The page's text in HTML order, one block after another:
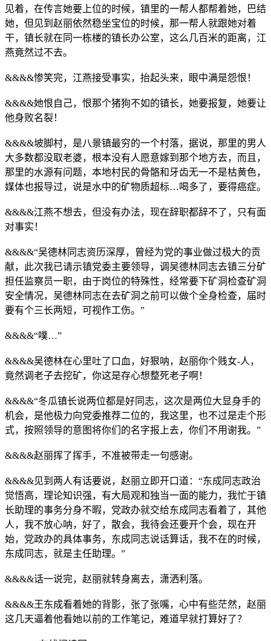
见着，在传言她要上位的时候，镇里的一帮人都帮着她，巴结
她，但见到赵丽依然稳坐宝位的时候，那一帮人就跟她对着
干，镇长就在同一栋楼的镇长办公室，这么几百米的距离，江
燕竟然过不去。
&&&&惨笑完，江燕接受事实，抬起头来，眼中满是怨恨！
&&&&她恨自己，恨那个猪狗不如的镇长，她要报复，她要让
他身败名裂！
&&&&坡脚村，是八景镇最穷的一个村落，据说，那里的男人
大多数都没取老婆，根本没有人愿意嫁到那个地方去，而且，
那里的水源有问题，本地村民的骨骼和牙齿无一不是枯黄色，
媒体也报导过，说是水中的矿物质超标…喝多了，要得癌症。
&&&&江燕不想去，但没有办法，现在辞职都辞不了，只有面
对事实！
&&&&“吴德林同志资历深厚，曾经为党的事业做过极大的贡
献，此次我已请示镇党委主要领导，调吴德林同志去镇三分矿
担任监察员一职，由于岗位的特殊性，经常要下矿洞检查矿洞
安全情况，吴德林同志在去矿洞之前可以做个全身检查，届时
要有个三长两短，可视作工伤。”
&&&&“噗…”
&&&&吴德林在心里吐了口血，好狠呐，赵丽你个贱女-人，
竟然调老子去挖矿，你这是存心想整死老子啊！
&&&&“冬瓜镇长说两位都是好同志，这次是两位大显身手的
机会，是他极力向党委推荐二位的，我这里，也不过是走个形
式，按照领导的意图将你们的名字报上去，你们不用谢我。”
&&&&赵丽挥了挥手，不准被带走一句感谢。
&&&&见到两人有话要说，赵丽立即开口道：“东成同志政治
觉悟高，理论知识强，有大局观和独当一面的能力，我忙于镇
长助理的事务分身不暇，党政办就交给东成同志看着了，其他
人，我不放心呐，好了，散会，我待会还要开个会，现在开
始，党政办的具体事务，东成同志说话算话，我不在的时候，
东成同志，就是主任助理。”
&&&&话一说完，赵丽就转身离去，潇洒利落。
&&&&王东成看着她的背影，张了张嘴，心中有些茫然，赵丽
这几天逼着他看她以前的工作笔记，难道早就打算好了？